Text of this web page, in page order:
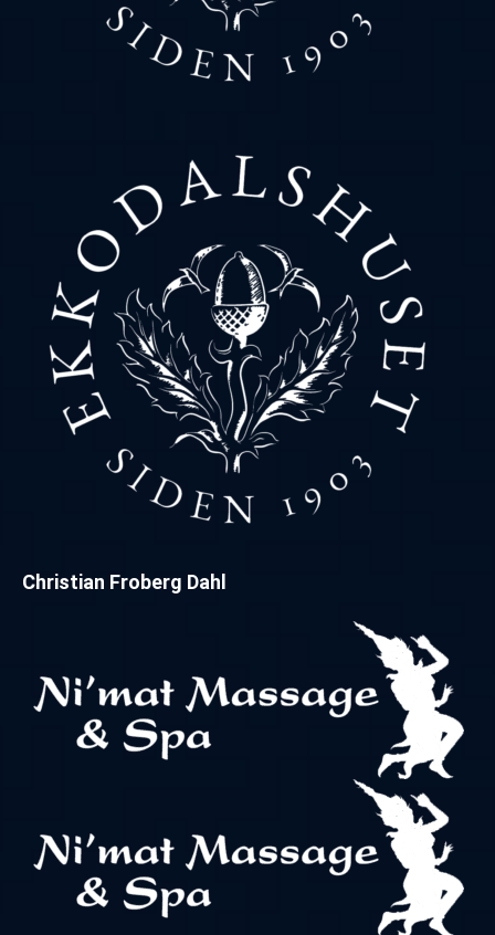
Christian Froberg Dahl